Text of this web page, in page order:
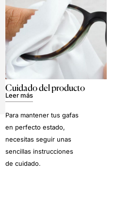
Cuidado del producto
Leer más
Para mantener tus gafas
en perfecto estado,
necesitas seguir unas
sencillas instrucciones
de cuidado.